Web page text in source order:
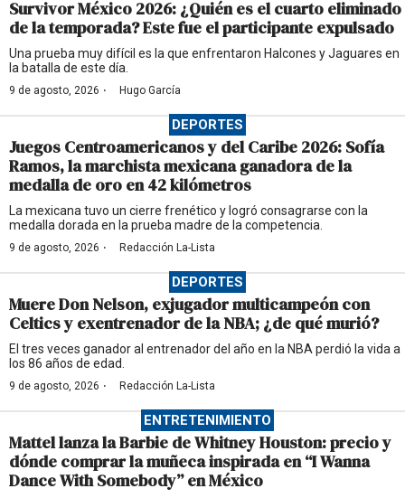
Survivor México 2026: ¿Quién es el cuarto eliminado
de la temporada? Este fue el participante expulsado
Una prueba muy difícil es la que enfrentaron Halcones y Jaguares en
la batalla de este día.
9 de agosto, 2026 · Hugo García
DEPORTES
Juegos Centroamericanos y del Caribe 2026: Sofía
Ramos, la marchista mexicana ganadora de la
medalla de oro en 42 kilómetros
La mexicana tuvo un cierre frenético y logró consagrarse con la
medalla dorada en la prueba madre de la competencia.
9 de agosto, 2026 · Redacción La-Lista
DEPORTES
Muere Don Nelson, exjugador multicampeón con
Celtics y exentrenador de la NBA; ¿de qué murió?
El tres veces ganador al entrenador del año en la NBA perdió la vida a
los 86 años de edad.
9 de agosto, 2026 · Redacción La-Lista
ENTRETENIMIENTO
Mattel lanza la Barbie de Whitney Houston: precio y
dónde comprar la muñeca inspirada en “I Wanna
Dance With Somebody” en México